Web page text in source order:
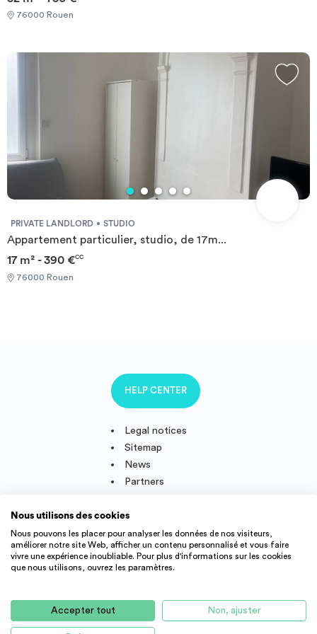
76000 Rouen
PRIVATE LANDLORD STUDIO
Appartement particulier, studio, de 17m...
17 m² - 390 €CC
76000 Rouen
Legal notices
Sitemap
News
Partners
HELP CENTER
Follow us
Student accommodation offers and young active throughout
France : student residence, real estate agency, appartment rental,
Nous utilisons des cookies
Nous pouvons les placer pour analyser les données de nos visiteurs,
améliorer notre site Web, afficher un contenu personnalisé et vous faire
vivre une expérience inoubliable. Pour plus d'informations sur les cookies
que nous utilisons, ouvrez les paramètres.
Accepter tout Non, ajuster